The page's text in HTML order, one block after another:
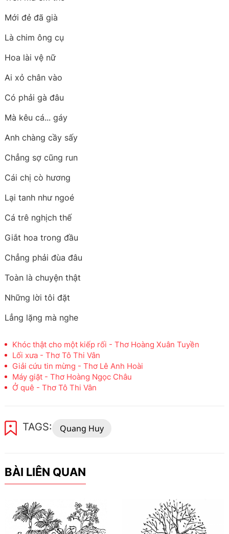
Mới đẻ đã già
Là chim ông cụ
Hoa lài vệ nữ
Ai xỏ chân vào
Có phải gà đâu
Mà kêu cá... gáy
Anh chàng cầy sấy
Chẳng sợ cũng run
Cái chị cò hương
Lại tanh như ngoé
Cá trê nghịch thế
Giắt hoa trong đầu
Chẳng phải đùa đâu
Toàn là chuyện thật
Những lời tôi đặt
Lẳng lặng mà nghe
Khóc thật cho một kiếp rối - Thơ Hoàng Xuân Tuyền
Lối xưa - Thơ Tô Thi Vân
Giải cứu tin mừng - Thơ Lê Anh Hoài
Máy giặt - Thơ Hoàng Ngọc Châu
Ở quê - Thơ Tô Thi Vân
TAGS: Quang Huy
BÀI LIÊN QUAN